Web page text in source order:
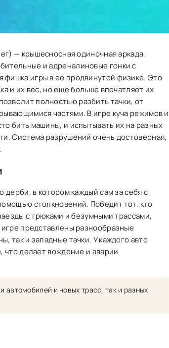
— крышесносная одиночная аркада,
и адреналиновые гонки с
игры в ее продвинутой физике. Это
и их вес, но еще больше впечатляет их
полностью разбить тачки, от
частями. В игре куча режимов и
бить машины, и испытывать их на разных
Система разрушений очень достоверная,
дерби, в котором каждый сам за себя с
столкновений. Победит тот, кто
с трюками и безумными трассами,
представлены разнообразные
так и западные тачки. У каждого авто
что делает вождение и аварии
автомобилей и новых трасс, так и разных